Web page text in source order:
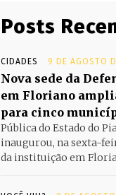
Posts
CIDADES 9 DE AGOSTO
Nova sede da
em Floriano
para cinco
Pública do Estado do
inaugurou, na sexta-
da instituição em